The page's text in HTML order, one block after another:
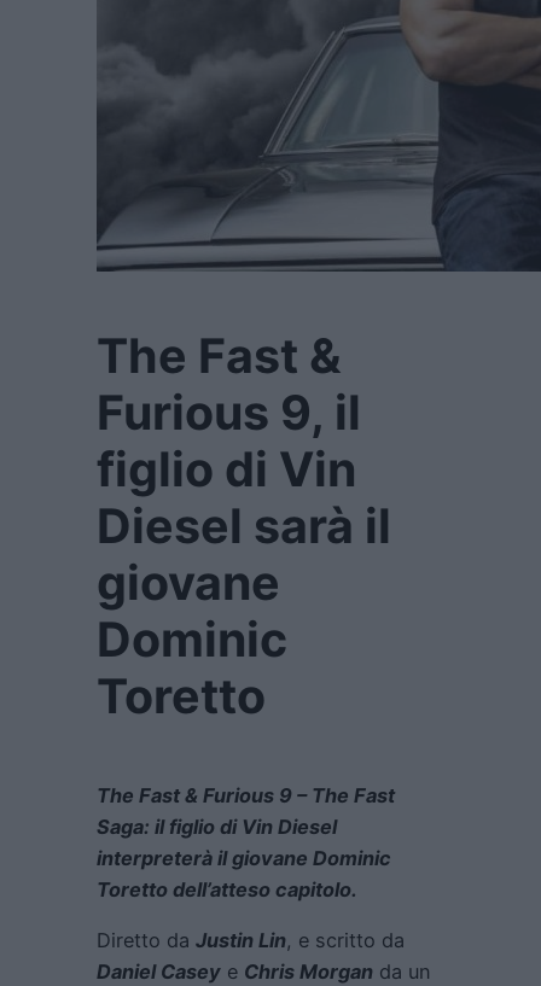
The Fast &
Furious 9, il
figlio di Vin
Diesel sarà il
giovane
Dominic
Toretto
The Fast & Furious 9 – The Fast
Saga: il figlio di Vin Diesel
interpreterà il giovane Dominic
Toretto dell’atteso capitolo.
Diretto da Justin Lin, e scritto da
Daniel Casey e Chris Morgan da un